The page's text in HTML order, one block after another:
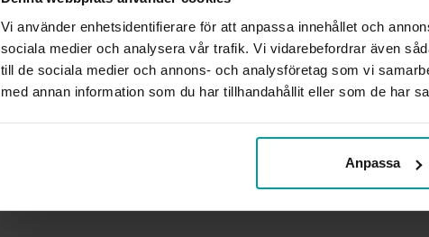
Vi använder enhetsidentifierare för att anpassa innehållet och
sociala medier och analysera vår trafik. Vi vidarebefordrar även
till de sociala medier och annons- och analysföretag som vi
med annan information som du har tillhandahållit eller som de har
Anpassa
STEN/
Liknande